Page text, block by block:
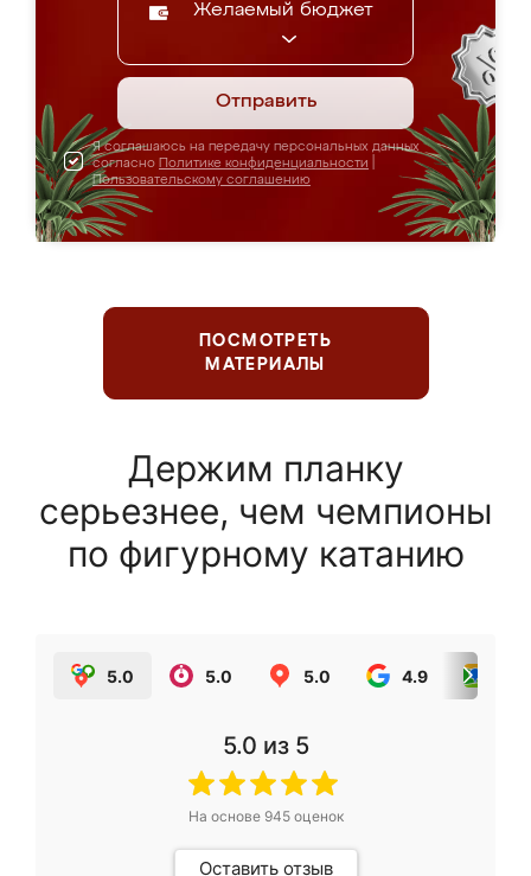
Желаемый бюджет
Отправить
Я соглашаюсь на передачу персональных данных
согласно Политике конфиденциальности
Пользовательскому соглашению
ПОСМОТРЕТЬ
МАТЕРИАЛЫ
Держим планку
серьезнее, чем чемпионы
по фигурному катанию
5.0 5.0 5.0 4.9
5.0 из 5
На основе 945оценок
Оставить отзыв